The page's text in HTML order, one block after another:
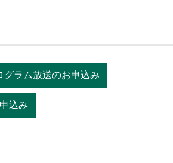
ラム放送のお申込み
込み